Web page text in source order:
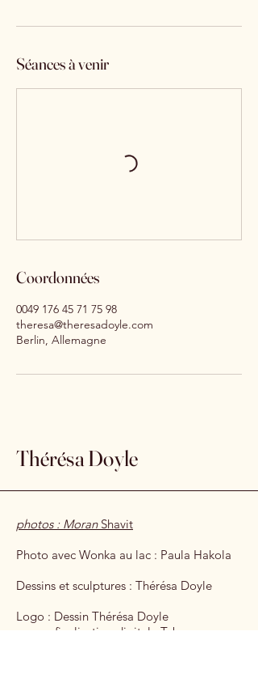
Séances à venir
Coordonnées
0049 176 45 71 75 98
theresa@theresadoyle.com
Berlin, Allemagne
Thérésa Doyle
photos : MoranShavit
Photo avec Wonka au lac : Paula Hakola
Dessins et sculptures : Thérésa Doyle
Logo : Dessin Thérésa Doyle
finalisation digitale Tabea